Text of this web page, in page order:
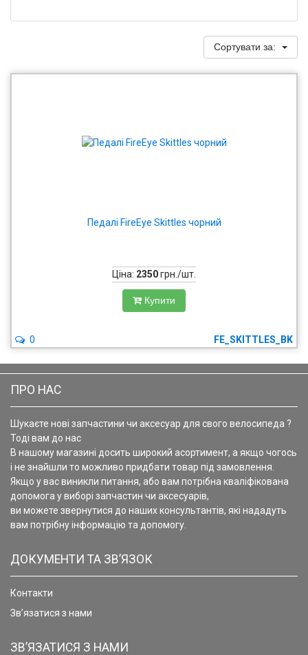
Сортувати за:
Педалі FireEye Skittles чорний
Ціна: 2350грн./шт.
Купити
FE_SKITTLES_BK
0
ПРО НАС
Шукаєте нові запчастини чи аксесуар для свого велосипеда ?
Тоді вам до нас
В нашому магазині досить широкий асортимент, а якщо чогось
і не знайшли то можливо придбати товар під замовлення.
Якщо у вас виникли питання, або вам потрібна кваліфікована
допомога у виборі запчастин чи аксесуарів,
ви можете звернутися до наших консультантів, які нададуть
вам потрібну інформацію та допомогу.
ДОКУМЕНТИ ТА ЗВ’ЯЗОК
Контакти
Зв’язатися з нами
ЗВ’ЯЗАТИСЯ З НАМИ